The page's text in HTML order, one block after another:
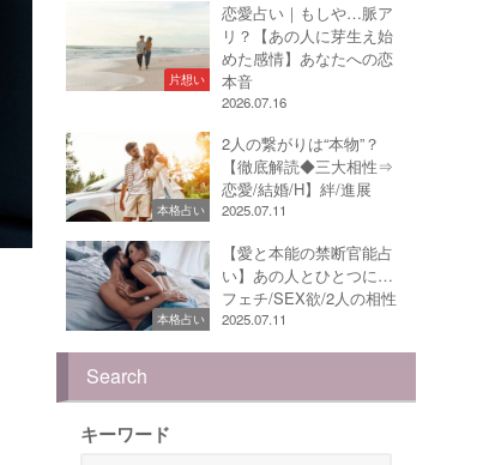
片想い
恋愛占い｜もしや…脈ア
リ？【あの人に芽生え始
めた感情】あなたへの恋
本音
2026.07.16
本格占い
2人の繋がりは“本物”？
【徹底解読◆三大相性⇒
恋愛/結婚/H】絆/進展
2025.07.11
本格占い
【愛と本能の禁断官能占
い】あの人とひとつに…
フェチ/SEX欲/2人の相性
2025.07.11
Search
キーワード